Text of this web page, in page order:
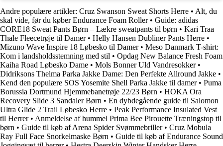
Andre populære artikler: Cruz Swanson Sweat Shorts Herre • Alt, du
skal vide, før du køber Endurance Foam Roller• Guide: adidas
CORE18 Sweat Pants Børn – Lækre sweatpants til børn • Kari Traa
Thale Fleecetrøje til Damer• Helly Hansen Dubliner Pants Herre •
Mizuno Wave Inspire 18 Løbesko til Damer• Meso Danmark T-shirt:
Kom i landsholdsstemning med stil • Opdag New Balance Fresh Foam
Kaiha Road Løbesko Dame • Mols Bonner Uld Vandresokker•
Didriksons Thelma Parka Jakke Dame: Den Perfekte Allround Jakke •
Kend den populære SOS Yosemite Shell Parka Jakke til damer• Puma
Borussia Dortmund Hjemmebanetrøje 22/23 Børn • HOKA Ora
Recovery Slide 3 Sandaler Børn • En dybdegående guide til Salomon
Ultra Glide 2 Trail Løbesko Herre • Peak Performance Insulated Vest
til Herrer• Anmeldelse af hummel Prima Bee Pirouette Træningstop til
børn • Guide til køb af Arena Spider Svømmebriller• Cruz Mobula
Ray Full Face Snorkelmaske Børn • Guide til køb af Endurance Sound